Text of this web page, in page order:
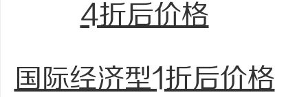
4折后价格
国际经济型1折后价格